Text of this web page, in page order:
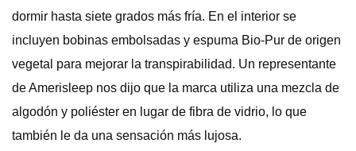
dormir hasta siete grados más fría. En el interior se
incluyen bobinas embolsadas y espuma Bio-Pur de origen
vegetal para mejorar la transpirabilidad. Un representante
de Amerisleep nos dijo que la marca utiliza una mezcla de
algodón y poliéster en lugar de fibra de vidrio, lo que
también le da una sensación más lujosa.